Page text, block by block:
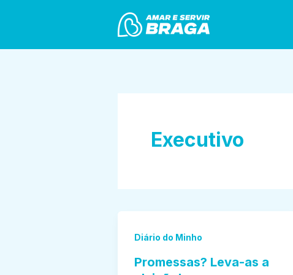
Executivo
Diário do Minho
Promessas? Leva-as a